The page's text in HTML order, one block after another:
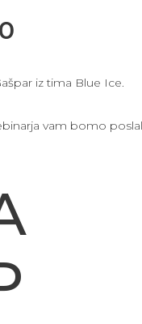
iz tima Blue Ice.
vam bomo